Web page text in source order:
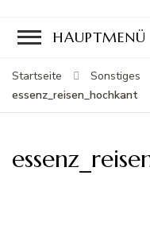
HAUPTMENÜ
Startseite Sonstiges
essenz_reisen_hochkant